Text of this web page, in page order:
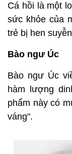
Cá hồi là một
sức khỏe của
trẻ bị hen
Bào ngư Úc
Bào ngư Úc
hàm lượng
phẩm này có
váng".